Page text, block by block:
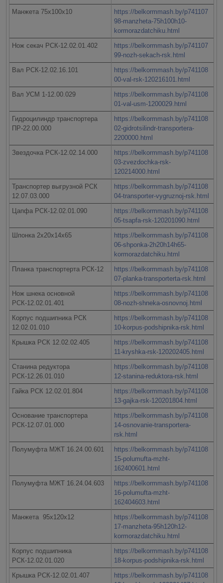
Манжета 75х100х10
https://belkormmash.by/p741107
98-manzheta-75h100h10-
kormorazdatchiku.html
Нож секач РСК-12.02.01.402
https://belkormmash.by/p741107
99-nozh-sekach-rsk.html
Вал РСК-12.02.16.101
https://belkormmash.by/p741108
00-val-rsk-120216101.html
Вал УСМ 1-12.00.029
https://belkormmash.by/p741108
01-val-usm-1200029.html
Гидроцилиндр транспортера
ПР-22.00.000
https://belkormmash.by/p741108
02-gidrotsilindr-transportera-
2200000.html
Звездочка РСК-12.02.14.000
https://belkormmash.by/p741108
03-zvezdochka-rsk-
120214000.html
Транспортер выгрузной РСК
12.07.03.000
https://belkormmash.by/p741108
04-transporter-vygruznoj-rsk.html
Цапфа РСК-12.02.01.090
https://belkormmash.by/p741108
05-tsapfa-rsk-120201090.html
Шпонка 2х20х14х65
https://belkormmash.by/p741108
06-shponka-2h20h14h65-
kormorazdatchiku.html
Планка транспортерта РСК-12
https://belkormmash.by/p741108
07-planka-transporterta-rsk.html
Нож шнека основной
РСК-12.02.01.401
https://belkormmash.by/p741108
08-nozh-shneka-osnovnoj.html
Корпус подшипника РСК
12.02.01.010
https://belkormmash.by/p741108
10-korpus-podshipnika-rsk.html
Крышка РСК 12.02.02.405
https://belkormmash.by/p741108
11-kryshka-rsk-120202405.html
Станина редуктора
РСК-12.26.01.010
https://belkormmash.by/p741108
12-stanina-reduktora-rsk.html
Гайка РСК 12.02.01.804
https://belkormmash.by/p741108
13-gajka-rsk-120201804.html
Основание транспортера
РСК-12.07.01.000
https://belkormmash.by/p741108
14-osnovanie-transportera-
rsk.html
Полумуфта МЖТ 16.24.00.601
https://belkormmash.by/p741108
15-polumufta-mzht-
162400601.html
Полумуфта МЖТ 16.24.04.603
https://belkormmash.by/p741108
16-polumufta-mzht-
162404603.html
Манжета 95х120х12
https://belkormmash.by/p741108
17-manzheta-95h120h12-
kormorazdatchiku.html
Корпус подшипника
РСК-12.02.01.020
https://belkormmash.by/p741108
18-korpus-podshipnika-rsk.html
Крышка РСК-12.02.01.407
https://belkormmash.by/p741108